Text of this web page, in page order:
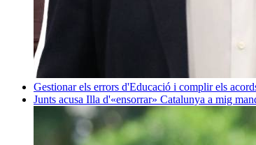
Gestionar els errors d'Educació i complir els
Junts acusa Illa d'«ensorrar» Catalunya a mig